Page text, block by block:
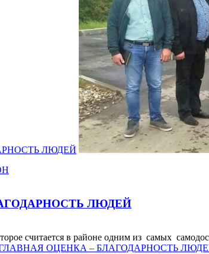
ЛЮДЕЙ
ЛЮДЕЙ
считается в районе одним из самых
о ГЛАВНАЯ ОЦЕНКА ­– БЛАГОДАРНОСТЬ